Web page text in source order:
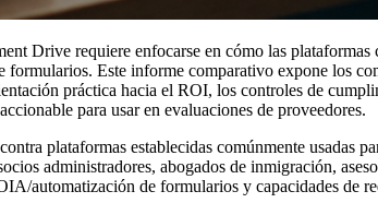
Drive requiere enfocarse en cómo las
Este informe comparativo expone los
práctica hacia el ROI, los controles de
para usar en evaluaciones de proveedores.
plataformas establecidas comúnmente usadas
administradores, abogados de inmigración,
automatización de formularios y capacidades de